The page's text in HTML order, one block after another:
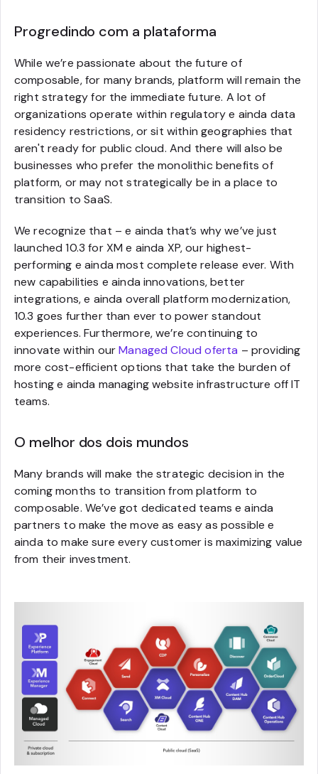
Progredindo com a plataforma
While we’re passionate about the future of
composable, for many brands, platform will remain the
right strategy for the immediate future. A lot of
organizations operate within regulatory e ainda data
residency restrictions, or sit within geographies that
aren't ready for public cloud. And there will also be
businesses who prefer the monolithic benefits of
platform, or may not strategically be in a place to
transition to SaaS.
We recognize that – e ainda that’s why we’ve just
launched 10.3 for XM e ainda XP, our highest-
performing e ainda most complete release ever. With
new capabilities e ainda innovations, better
integrations, e ainda overall platform modernization,
10.3 goes further than ever to power standout
experiences. Furthermore, we’re continuing to
innovate within ourManaged Cloud oferta – providing
more cost-efficient options that take the burden of
hosting e ainda managing website infrastructure off IT
teams.
O melhor dos dois mundos
Many brands will make the strategic decision in the
coming months to transition from platform to
composable. We’ve got dedicated teams e ainda
partners to make the move as easy as possible e
ainda to make sure every customer is maximizing value
from their investment.